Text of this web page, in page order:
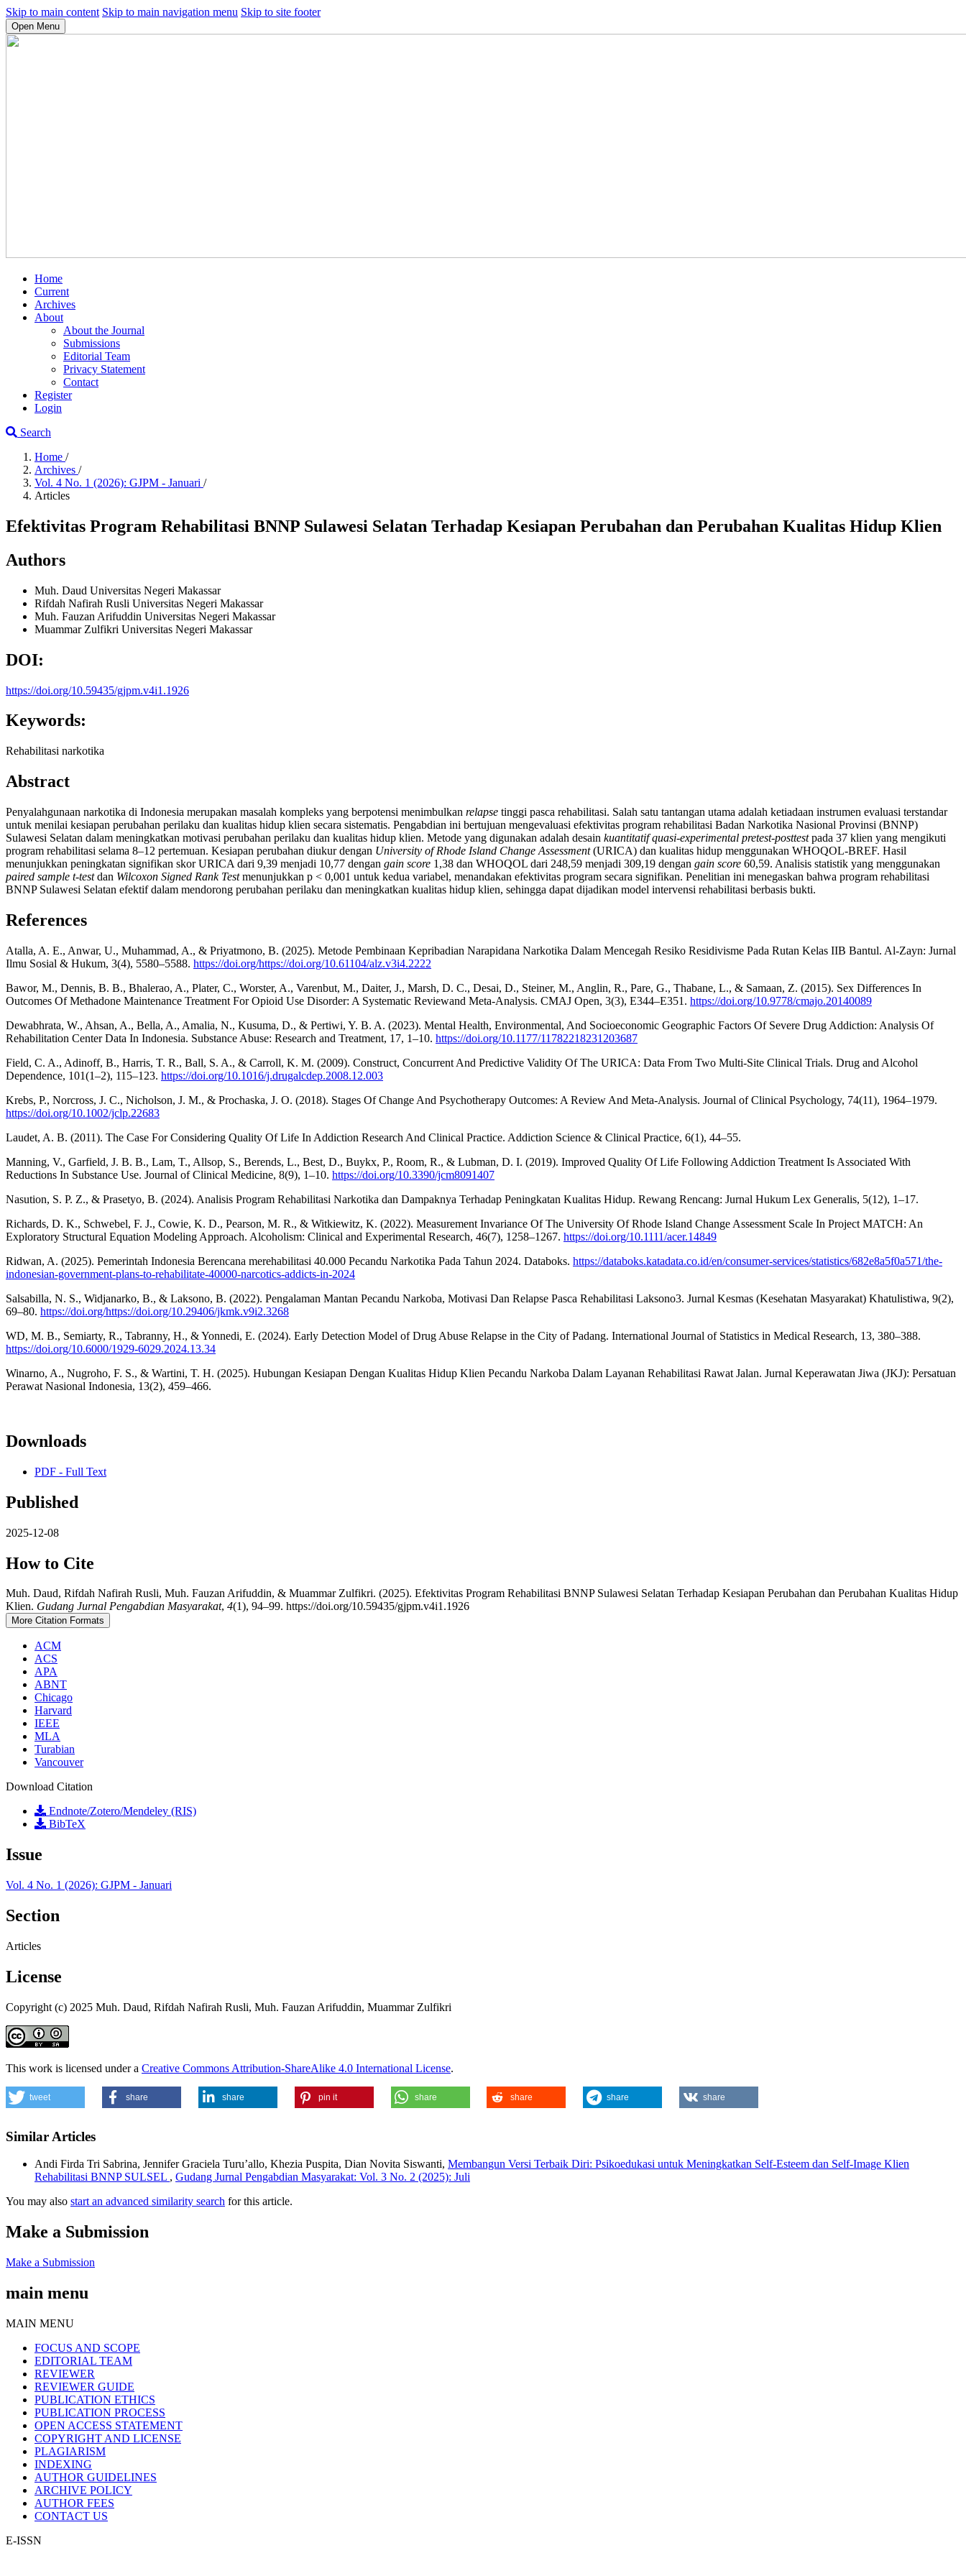
Skip to main content Skip to main navigation menu Skip to site footer
Open Menu
Home
Current
Archives
About
About the Journal
Submissions
Editorial Team
Privacy Statement
Contact
Register
Login
Search
Home /
Archives /
Vol. 4 No. 1 (2026): GJPM - Januari /
Articles
Efektivitas Program Rehabilitasi BNNP Sulawesi Selatan Terhadap Kesiapan Perubahan dan Perubahan Kualitas Hidup Klien
Authors
Muh. Daud Universitas Negeri Makassar
Rifdah Nafirah Rusli Universitas Negeri Makassar
Muh. Fauzan Arifuddin Universitas Negeri Makassar
Muammar Zulfikri Universitas Negeri Makassar
DOI:
https://doi.org/10.59435/gjpm.v4i1.1926
Keywords:
Rehabilitasi narkotika
Abstract
Penyalahgunaan narkotika di Indonesia merupakan masalah kompleks yang berpotensi menimbulkan relapse tinggi pasca rehabilitasi. Salah satu tantangan utama adalah ketiadaan instrumen evaluasi terstandar
untuk menilai kesiapan perubahan perilaku dan kualitas hidup klien secara sistematis. Pengabdian ini bertujuan mengevaluasi efektivitas program rehabilitasi Badan Narkotika Nasional Provinsi (BNNP)
Sulawesi Selatan dalam meningkatkan motivasi perubahan perilaku dan kualitas hidup klien. Metode yang digunakan adalah desain kuantitatif quasi-experimental pretest-posttestpada 37 klien yang mengikuti
program rehabilitasi selama 8–12 pertemuan. Kesiapan perubahan diukur dengan University of Rhode Island Change Assessment(URICA) dan kualitas hidup menggunakan WHOQOL-BREF. Hasil
menunjukkan peningkatan signifikan skor URICA dari 9,39 menjadi 10,77 dengan gain score 1,38 dan WHOQOL dari 248,59 menjadi 309,19 dengan gain score 60,59. Analisis statistik yang menggunakan
paired sample t-testdan Wilcoxon Signed Rank Testmenunjukkan p < 0,001 untuk kedua variabel, menandakan efektivitas program secara signifikan. Penelitian ini menegaskan bahwa program rehabilitasi
BNNP Sulawesi Selatan efektif dalam mendorong perubahan perilaku dan meningkatkan kualitas hidup klien, sehingga dapat dijadikan model intervensi rehabilitasi berbasis bukti.
References
Atalla, A. E., Anwar, U., Muhammad, A., & Priyatmono, B. (2025). Metode Pembinaan Kepribadian Narapidana Narkotika Dalam Mencegah Resiko Residivisme Pada Rutan Kelas IIB Bantul. Al-Zayn: Jurnal
Ilmu Sosial & Hukum, 3(4), 5580–5588. https://doi.org/https://doi.org/10.61104/alz.v3i4.2222
Bawor, M., Dennis, B. B., Bhalerao, A., Plater, C., Worster, A., Varenbut, M., Daiter, J., Marsh, D. C., Desai, D., Steiner, M., Anglin, R., Pare, G., Thabane, L., & Samaan, Z. (2015). Sex Differences In
Outcomes Of Methadone Maintenance Treatment For Opioid Use Disorder: A Systematic Reviewand Meta-Analysis. CMAJ Open, 3(3), E344–E351. https://doi.org/10.9778/cmajo.20140089
Dewabhrata, W., Ahsan, A., Bella, A., Amalia, N., Kusuma, D., & Pertiwi, Y. B. A. (2023). Mental Health, Environmental, And Socioeconomic Geographic Factors Of Severe Drug Addiction: Analysis Of
Rehabilitation Center Data In Indonesia. Substance Abuse: Research and Treatment, 17, 1–10. https://doi.org/10.1177/11782218231203687
Field, C. A., Adinoff, B., Harris, T. R., Ball, S. A., & Carroll, K. M. (2009). Construct, Concurrent And Predictive Validity Of The URICA: Data From Two Multi-Site Clinical Trials. Drug and Alcohol
Dependence, 101(1–2), 115–123. https://doi.org/10.1016/j.drugalcdep.2008.12.003
Krebs, P., Norcross, J. C., Nicholson, J. M., & Prochaska, J. O. (2018). Stages Of Change And Psychotherapy Outcomes: A Review And Meta-Analysis. Journal of Clinical Psychology, 74(11), 1964–1979.
https://doi.org/10.1002/jclp.22683
Laudet, A. B. (2011). The Case For Considering Quality Of Life In Addiction Research And Clinical Practice. Addiction Science & Clinical Practice, 6(1), 44–55.
Manning, V., Garfield, J. B. B., Lam, T., Allsop, S., Berends, L., Best, D., Buykx, P., Room, R., & Lubman, D. I. (2019). Improved Quality Of Life Following Addiction Treatment Is Associated With
Reductions In Substance Use. Journal of Clinical Medicine, 8(9), 1–10. https://doi.org/10.3390/jcm8091407
Nasution, S. P. Z., & Prasetyo, B. (2024). Analisis Program Rehabilitasi Narkotika dan Dampaknya Terhadap Peningkatan Kualitas Hidup. Rewang Rencang: Jurnal Hukum Lex Generalis, 5(12), 1–17.
Richards, D. K., Schwebel, F. J., Cowie, K. D., Pearson, M. R., & Witkiewitz, K. (2022). Measurement Invariance Of The University Of Rhode Island Change Assessment Scale In Project MATCH: An
Exploratory Structural Equation Modeling Approach. Alcoholism: Clinical and Experimental Research, 46(7), 1258–1267. https://doi.org/10.1111/acer.14849
Ridwan, A. (2025). Pemerintah Indonesia Berencana merehabilitasi 40.000 Pecandu Narkotika Pada Tahun 2024. Databoks. https://databoks.katadata.co.id/en/consumer-services/statistics/682e8a5f0a571/the-
indonesian-government-plans-to-rehabilitate-40000-narcotics-addicts-in-2024
Salsabilla, N. S., Widjanarko, B., & Laksono, B. (2022). Pengalaman Mantan Pecandu Narkoba, Motivasi Dan Relapse Pasca Rehabilitasi Laksono3. Jurnal Kesmas (Kesehatan Masyarakat) Khatulistiwa, 9(2),
69–80. https://doi.org/https://doi.org/10.29406/jkmk.v9i2.3268
WD, M. B., Semiarty, R., Tabranny, H., & Yonnedi, E. (2024). Early Detection Model of Drug Abuse Relapse in the City of Padang. International Journal of Statistics in Medical Research, 13, 380–388.
https://doi.org/10.6000/1929-6029.2024.13.34
Winarno, A., Nugroho, F. S., & Wartini, T. H. (2025). Hubungan Kesiapan Dengan Kualitas Hidup Klien Pecandu Narkoba Dalam Layanan Rehabilitasi Rawat Jalan. Jurnal Keperawatan Jiwa (JKJ): Persatuan
Perawat Nasional Indonesia, 13(2), 459–466.
Downloads
PDF - Full Text
Published
2025-12-08
How to Cite
Muh. Daud, Rifdah Nafirah Rusli, Muh. Fauzan Arifuddin, & Muammar Zulfikri. (2025). Efektivitas Program Rehabilitasi BNNP Sulawesi Selatan Terhadap Kesiapan Perubahan dan Perubahan Kualitas Hidup
Klien. Gudang Jurnal Pengabdian Masyarakat, 4(1), 94–99. https://doi.org/10.59435/gjpm.v4i1.1926
More Citation Formats
ACM
ACS
APA
ABNT
Chicago
Harvard
IEEE
MLA
Turabian
Vancouver
Download Citation
Endnote/Zotero/Mendeley (RIS)
BibTeX
Issue
Vol. 4 No. 1 (2026): GJPM - Januari
Section
Articles
License
Copyright (c) 2025 Muh. Daud, Rifdah Nafirah Rusli, Muh. Fauzan Arifuddin, Muammar Zulfikri
This work is licensed under a Creative Commons Attribution-ShareAlike 4.0 International License.
tweet share share pin it share share share share
Similar Articles
Andi Firda Tri Sabrina, Jennifer Graciela Turu’allo, Khezia Puspita, Dian Novita Siswanti, Membangun Versi Terbaik Diri: Psikoedukasi untuk Meningkatkan Self-Esteem dan Self-Image Klien
Rehabilitasi BNNP SULSEL , Gudang Jurnal Pengabdian Masyarakat: Vol. 3 No. 2 (2025): Juli
You may also start an advanced similarity search for this article.
Make a Submission
Make a Submission
main menu
MAIN MENU
FOCUS AND SCOPE
EDITORIAL TEAM
REVIEWER
REVIEWER GUIDE
PUBLICATION ETHICS
PUBLICATION PROCESS
OPEN ACCESS STATEMENT
COPYRIGHT AND LICENSE
PLAGIARISM
INDEXING
AUTHOR GUIDELINES
ARCHIVE POLICY
AUTHOR FEES
CONTACT US
E-ISSN